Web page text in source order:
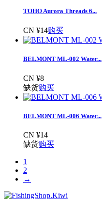
TOHO Aurora Threads 6...
CN ¥14购买
BELMONT ML-002 Water...
CN ¥8
缺货购买
BELMONT ML-006 Water...
CN ¥14
缺货购买
1
2
→